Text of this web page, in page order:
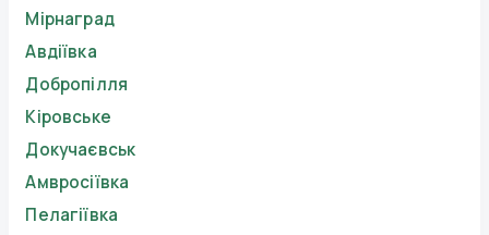
Мірнаград
Авдіївка
Добропілля
Кіровське
Докучаєвськ
Амвросіївка
Пелагіївка